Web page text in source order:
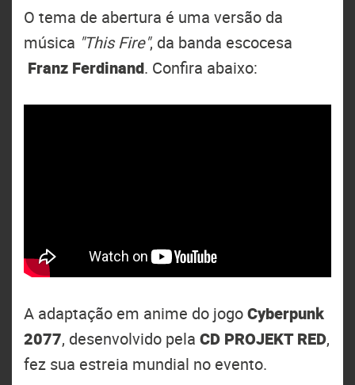
O tema de abertura é uma versão da
música "This Fire", da banda escocesa
Franz Ferdinand. Confira abaixo:
A adaptação em anime do jogoCyberpunk
2077, desenvolvido pela CD PROJEKT RED,
fez sua estreia mundial no evento.